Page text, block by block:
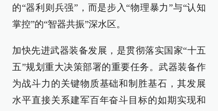
的“器利则兵强”，而是步入“物理暴力”与“认知
掌控”的“智器共振”深水区。
加快先进武器装备发展，是贯彻落实国家“十五
五”规划重大决策部署的重要任务。武器装备作
为战斗力的关键物质基础和制胜基石，其发展
水平直接关系建军百年奋斗目标的如期实现和